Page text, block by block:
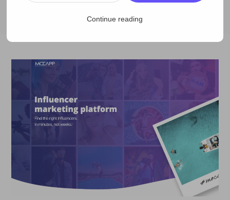
2019 > November > 15 > Zi de zi > Am anuntat prima investitie
Continue reading